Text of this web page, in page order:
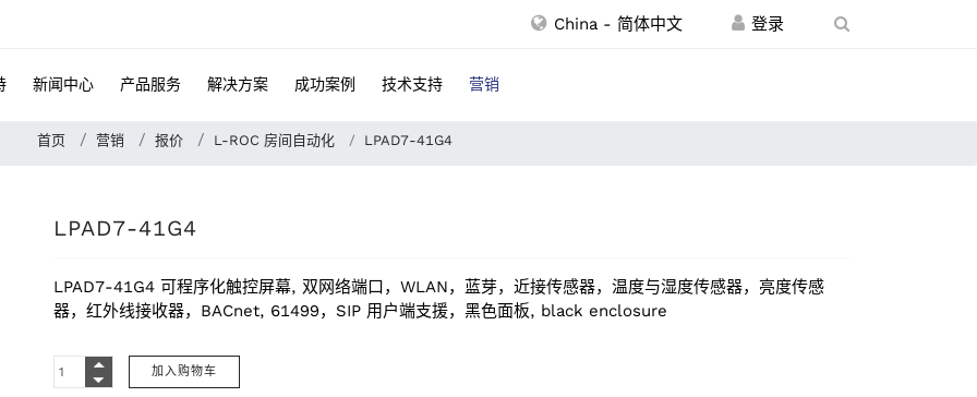
China - 简体中文
新闻中心 产品服务 解决方案 成功案例 技术支持 营销
首页 营销 报价 L-ROC 房间自动化 LPAD7-41G4
LPAD7-41G4
LPAD7-41G4 可程序化触控屏幕, 双网络端口，WLAN，蓝芽，近接传感器，温度与湿度传感器，亮度传感
器，红外线接收器，BACnet, 61499，SIP 用户端支援，黑色面板, black enclosure